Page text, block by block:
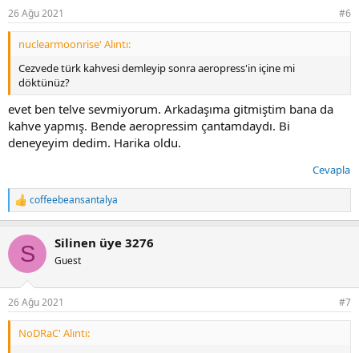
:
26 Ağu 2021 #6
nuclearmoonrise' Alıntı:
Cezvede türk kahvesi demleyip sonra aeropress'in içine mi
döktünüz?
evet ben telve sevmiyorum. Arkadaşıma gitmiştim bana da
kahve yapmış. Bende aeropressim çantamdaydı. Bi
deneyeyim dedim. Harika oldu.
Cevapla
T
e
k
l
:
coffeebeansantalya
S Silinen üye 3276
Guest
26 Ağu 2021 #7
NoDRaC' Alıntı: